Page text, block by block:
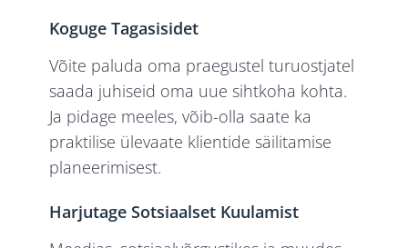
Koguge Tagasisidet
Võite paluda oma praegustel turuostjatel
saada juhiseid oma uue sihtkoha kohta.
Ja pidage meeles, võib-olla saate ka
praktilise ülevaate klientide säilitamise
planeerimisest.
Harjutage Sotsiaalset Kuulamist